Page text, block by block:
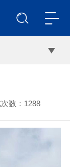
数： 1288